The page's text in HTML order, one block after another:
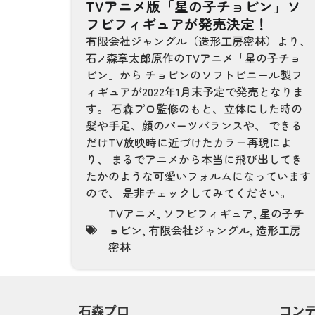
TVアニメ版「星の子チョビン」ソ
フビフィギュアが発売決定！
有限会社ジャングル（造形工房密林）より、
石ノ森章太郎原作のTVアニメ「星の子チョ
ビン」から チョビンのソフトビニール製フ
ィギュアが2022年1月末予定で発売となりま
す。 石森プロ監修のもと、立体にした時の
髪や手足、顔のパーツバランスや、 できる
だけTV放映時に近づけたカラー再現によ
り、 まるでアニメから本当に飛び出してき
たかのような可愛いフォルムになっています
ので、 是非チェックしてみてください。
TVアニメ, ソフビフィギュア, 星の子チ
ョビン, 有限会社ジャングル, 造形工房
密林
石森プロ
コン